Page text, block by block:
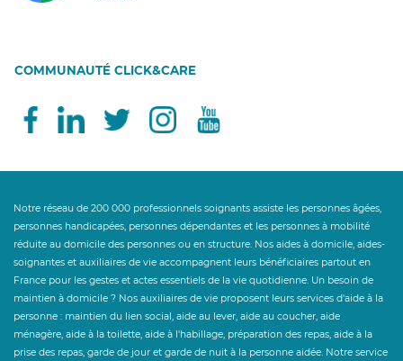
COMMUNAUTÉ CLICK&CARE
Notre réseau de 200 000 professionnels soignants assiste les personnes âgées,
personnes handicapées, personnes dépendantes et les personnes à mobilité
réduite au domicile des personnes ou en structure. Nos aides à domicile, aides-
soignantes et auxiliaires de vie accompagnent leurs bénéficiaires partout en
France pour les gestes et actes essentiels de la vie quotidienne. Un besoin de
maintien à domicile ? Nos auxiliaires de vie proposent leurs services d'aide à la
personne : maintien du lien social, aide au lever, aide au coucher, aide
ménagère, aide à la toilette, aide à l'habillage, préparation des repas, aide à la
prise des repas, garde de jour et garde de nuit à la personne aidée. Notre service